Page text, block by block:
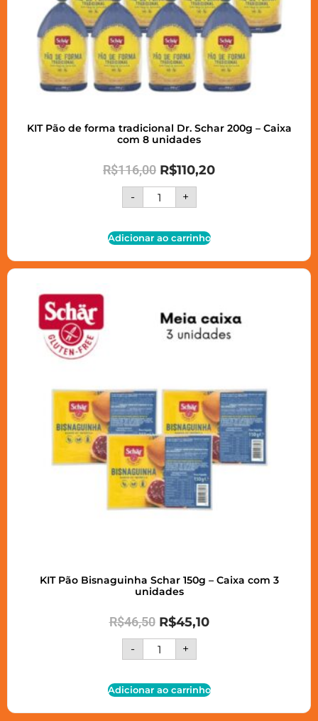
KIT Pão de forma tradicional Dr. Schar 200g – Caixa
com 8 unidades
R$116,00 R$110,20
- +
Adicionar ao carrinho
KIT Pão Bisnaguinha Schar 150g – Caixa com 3
unidades
R$46,50 R$45,10
- +
Adicionar ao carrinho